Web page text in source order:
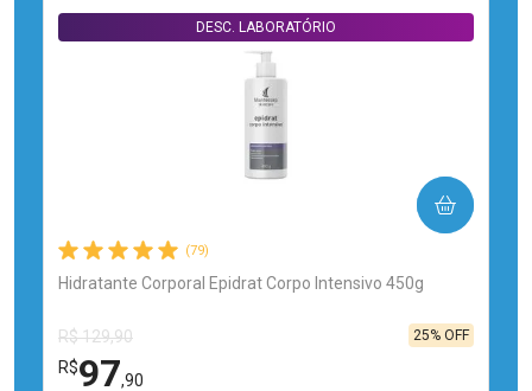
(79)
Hidratante Corporal Epidrat Corpo Intensivo 450g
DESC. LABORATÓRIO
R$ 129,90
R$97,90
25% OFF
COMPRAR